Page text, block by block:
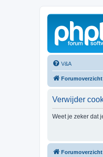
V&A
Forumoverzicht
Verwijder
Weet je zeker dat
Forumoverzicht